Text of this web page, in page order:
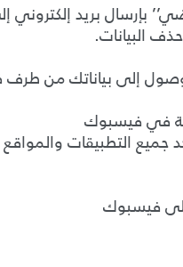
بإرسال بريد إلكتروني
حذف البيانات.
إلى بياناتك من